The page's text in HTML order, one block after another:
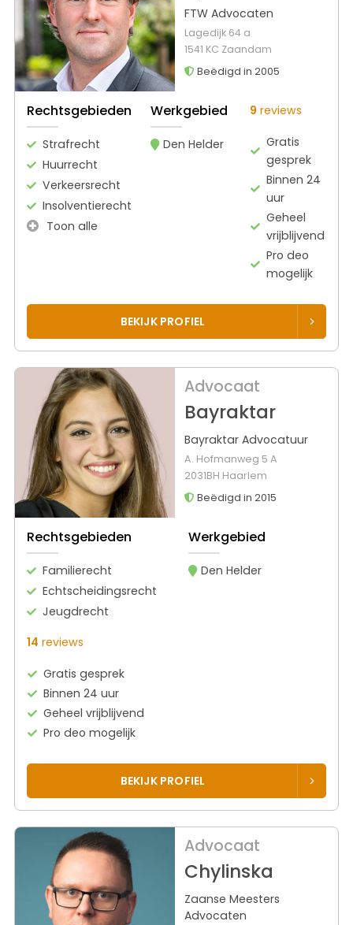
FTW Advocaten
Lagedijk 64 a
1541 KC Zaandam
Beëdigd in 2005
Rechtsgebieden
Strafrecht
Huurrecht
Verkeersrecht
Insolventierecht
Toon alle
Werkgebied
Den Helder
9 reviews
Gratis
gesprek
Binnen 24
uur
Geheel
vrijblijvend
Pro deo
mogelijk
BEKIJK PROFIEL
Advocaat
Bayraktar
Bayraktar Advocatuur
A. Hofmanweg 5 A
2031BH Haarlem
Beëdigd in 2015
Rechtsgebieden
Familierecht
Echtscheidingsrecht
Jeugdrecht
Werkgebied
Den Helder
14 reviews
Gratis gesprek
Binnen 24 uur
Geheel vrijblijvend
Pro deo mogelijk
BEKIJK PROFIEL
Advocaat
Chylinska
Zaanse Meesters
Advocaten